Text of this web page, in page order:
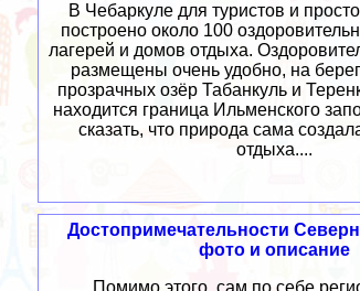
В Чебаркуле для туристов и
построено около 100
лагерей и домов отдыха.
размещены очень удобно, на
прозрачных озёр Табанкуль и
находится граница Ильменского
сказать, что природа сама
отдыха....
Достопримечательности
фото и описание